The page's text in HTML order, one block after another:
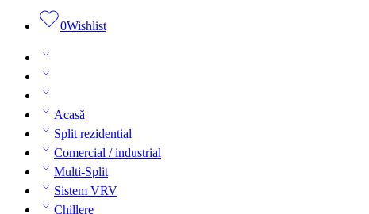
0Wishlist
Acasă
Split rezidential
Comercial / industrial
Multi-Split
Sistem VRV
Chillere